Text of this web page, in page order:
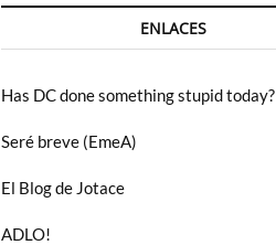
ENLACES
Has DC done something stupid today?
Seré breve (EmeA)
El Blog de Jotace
ADLO!